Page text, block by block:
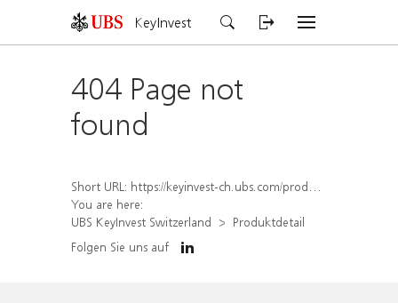
KeyInvest
404 Page not
found
Short URL: https://keyinvest-ch.ubs.com/produkt/detail/index/isin/CH1567400424
You are here:
UBS KeyInvest Switzerland
Produktdetail
Folgen Sie uns auf